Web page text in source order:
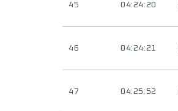
45 04:24:20
46 04:24:21
47 04:25:52